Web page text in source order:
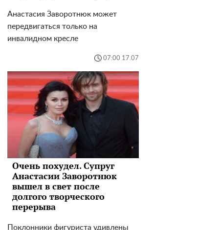
Анастасия Заворотнюк может
передвигаться только на
инвалидном кресле
07:00 17.07
Очень похудел. Супруг
Анастасии Заворотнюк
вышел в свет после
долгого творческого
перерыва
Поклонники фигуриста удивлены